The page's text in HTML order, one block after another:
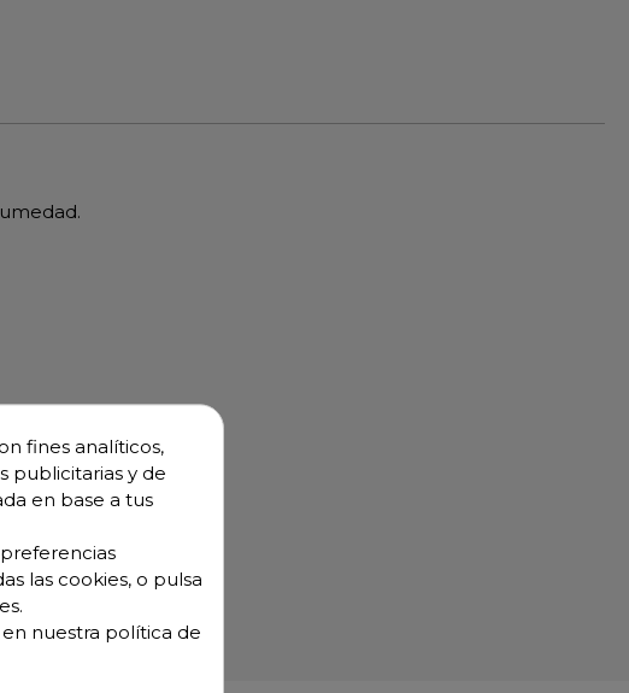
fines analíticos,
publicitarias y de
en base a tus
las cookies, o pulsa
nuestra política de